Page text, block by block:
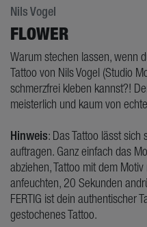
Nils Vogel
FLOWER
Warum stechen lassen, wenn
Tattoo von Nils Vogel (Studio
schmerzfrei kleben kannst?!
meisterlich und kaum von
Hinweis: Das Tattoo lässt sich
auftragen. Ganz einfach das
abziehen, Tattoo mit dem
anfeuchten, 20 Sekunden
FERTIG ist dein authentischer
gestochenes Tattoo.